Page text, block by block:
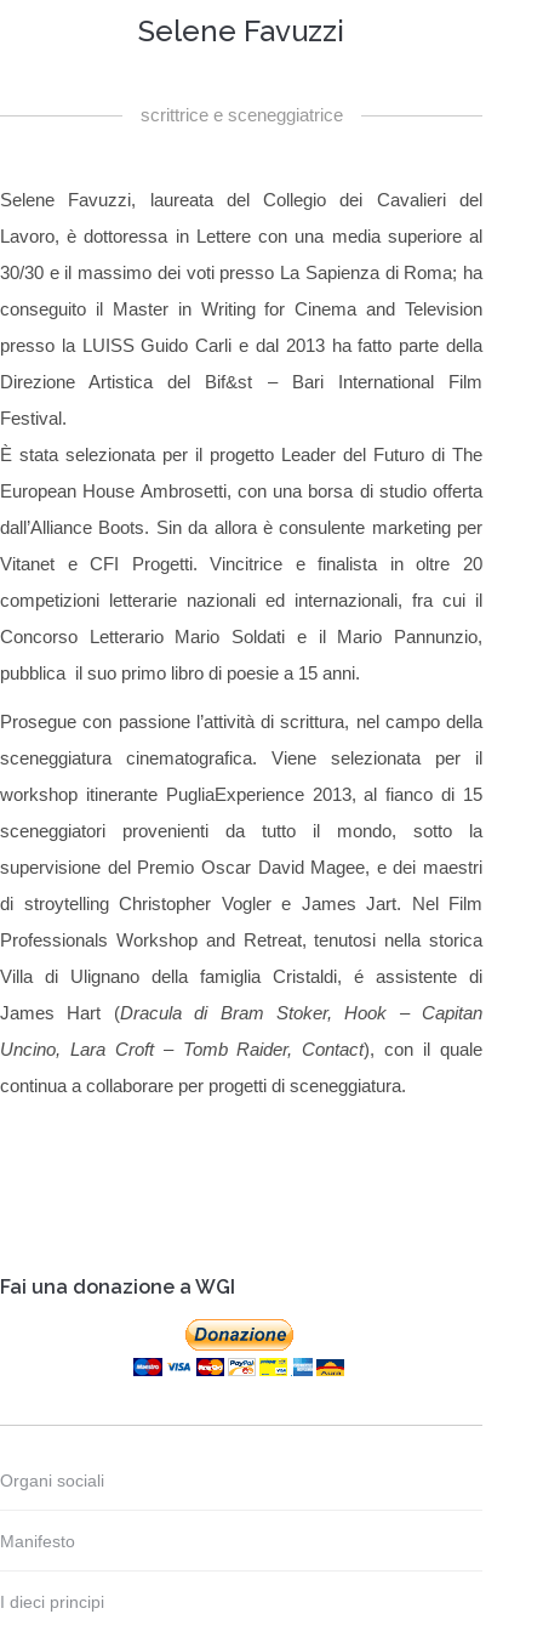
Selene Favuzzi
scrittrice e sceneggiatrice
Selene Favuzzi, laureata del Collegio dei Cavalieri del
Lavoro, è dottoressa in Lettere con una media superiore al
30/30 e il massimo dei voti presso La Sapienza di Roma; ha
conseguito il Master in Writing for Cinema and Television
presso la LUISS Guido Carli e dal 2013 ha fatto parte della
Direzione Artistica del Bif&st – Bari International Film
Festival.
È stata selezionata per il progetto Leader del Futuro di The
European House Ambrosetti, con una borsa di studio offerta
dall’Alliance Boots. Sin da allora è consulente marketing per
Vitanet e CFI Progetti. Vincitrice e finalista in oltre 20
competizioni letterarie nazionali ed internazionali, fra cui il
Concorso Letterario Mario Soldati e il Mario Pannunzio,
pubblica il suo primo libro di poesie a 15 anni.
Prosegue con passione l’attività di scrittura, nel campo della
sceneggiatura cinematografica. Viene selezionata per il
workshop itinerante PugliaExperience 2013, al fianco di 15
sceneggiatori provenienti da tutto il mondo, sotto la
supervisione del Premio Oscar David Magee, e dei maestri
di stroytelling Christopher Vogler e James Jart. Nel Film
Professionals Workshop and Retreat, tenutosi nella storica
Villa di Ulignano della famiglia Cristaldi, é assistente di
James Hart (Dracula di Bram Stoker, Hook – Capitan
Uncino, Lara Croft – Tomb Raider, Contact), con il quale
continua a collaborare per progetti di sceneggiatura.
Fai una donazione a WGI
Organi sociali
Manifesto
I dieci principi